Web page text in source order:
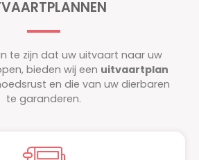
te zijn dat uw uitvaart naar uw
bieden wij een uitvaartplan
en die van uw dierbaren
te garanderen.